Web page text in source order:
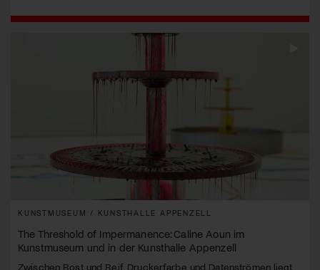
KUNSTMUSEUM / KUNSTHALLE APPENZELL
The Threshold of Impermanence: Caline Aoun im
Kunstmuseum und in der Kunsthalle Appenzell
Zwischen Rost und Reif, Druckerfarbe und Datenströmen liegt